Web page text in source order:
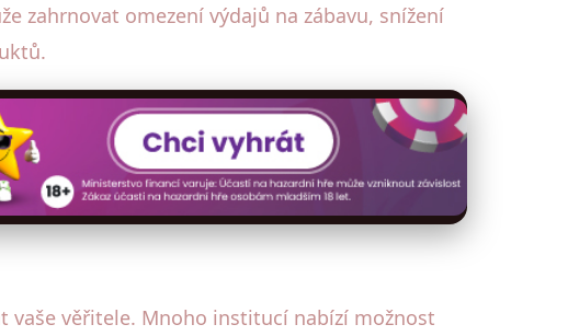
zahrnovat omezení výdajů na zábavu, snížení
vaše věřitele. Mnoho institucí nabízí možnost